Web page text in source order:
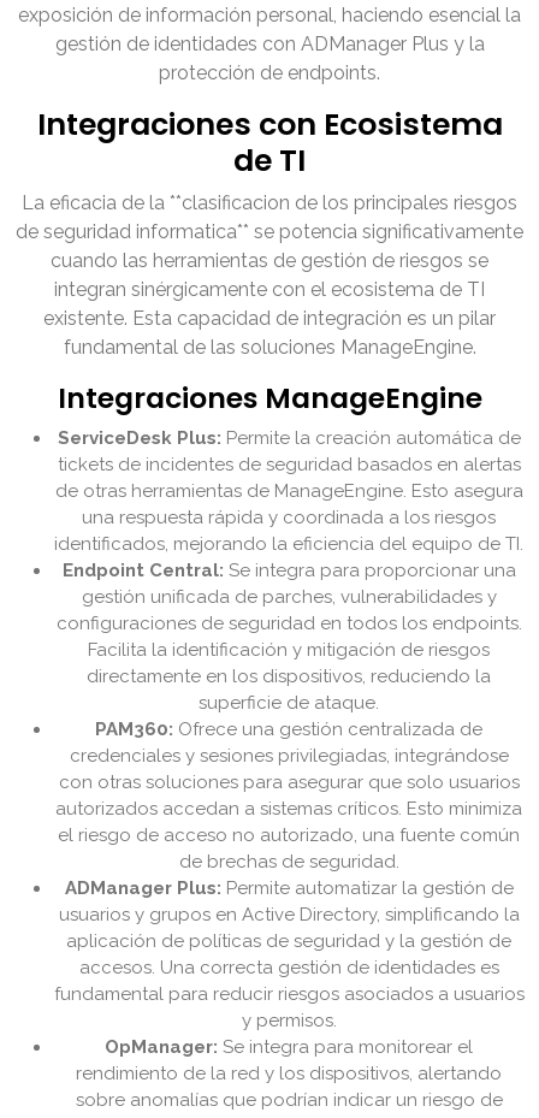
exposición de información personal, haciendo esencial la
gestión de identidades con ADManager Plus y la
protección de endpoints.
Integraciones con Ecosistema
de TI
La eficacia de la **clasificacion de los principales riesgos
de seguridad informatica** se potencia significativamente
cuando las herramientas de gestión de riesgos se
integran sinérgicamente con el ecosistema de TI
existente. Esta capacidad de integración es un pilar
fundamental de las soluciones ManageEngine.
Integraciones ManageEngine
ServiceDesk Plus: Permite la creación automática de
tickets de incidentes de seguridad basados en alertas
de otras herramientas de ManageEngine. Esto asegura
una respuesta rápida y coordinada a los riesgos
identificados, mejorando la eficiencia del equipo de TI.
Endpoint Central: Se integra para proporcionar una
gestión unificada de parches, vulnerabilidades y
configuraciones de seguridad en todos los endpoints.
Facilita la identificación y mitigación de riesgos
directamente en los dispositivos, reduciendo la
superficie de ataque.
PAM360: Ofrece una gestión centralizada de
credenciales y sesiones privilegiadas, integrándose
con otras soluciones para asegurar que solo usuarios
autorizados accedan a sistemas críticos. Esto minimiza
el riesgo de acceso no autorizado, una fuente común
de brechas de seguridad.
ADManager Plus: Permite automatizar la gestión de
usuarios y grupos en Active Directory, simplificando la
aplicación de políticas de seguridad y la gestión de
accesos. Una correcta gestión de identidades es
fundamental para reducir riesgos asociados a usuarios
y permisos.
OpManager: Se integra para monitorear el
rendimiento de la red y los dispositivos, alertando
sobre anomalías que podrían indicar un riesgo de